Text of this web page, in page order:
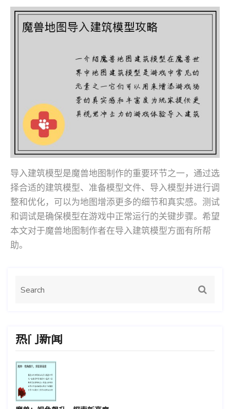
导入建筑模型是魔兽地图制作的重要环节之一，通过选
择合适的建筑模型、准备模型文件、导入模型并进行调
整和优化，可以为地图增添更多的细节和真实感。测试
和调试是确保模型在游戏中正常运行的关键步骤。希望
本文对于魔兽地图制作者在导入建筑模型方面有所帮
助。
热门新闻